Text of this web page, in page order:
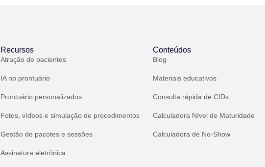
Recursos
Atração de pacientes
IA no prontuário
Prontuário personalizados
Fotos, vídeos e simulação de procedimentos
Gestão de pacotes e sessões
Assinatura eletrônica
Conteúdos
Blog
Materiais educativos
Consulta rápida de CIDs
Calculadora Nível de Maturidade
Calculadora de No-Show